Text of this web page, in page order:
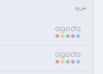
مزود